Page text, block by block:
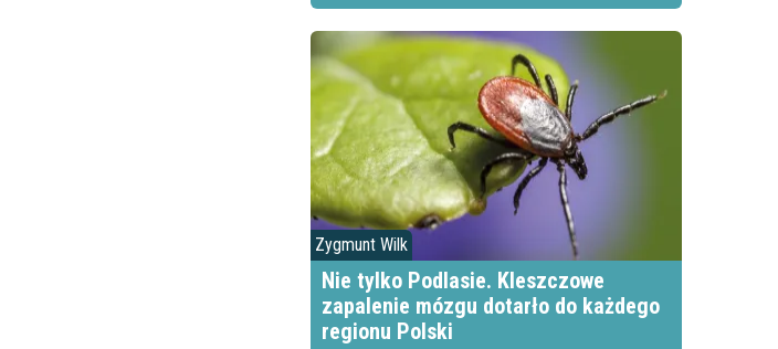
Zygmunt Wilk
Nie tylko Podlasie. Kleszczowe
zapalenie mózgu dotarło do każdego
regionu Polski